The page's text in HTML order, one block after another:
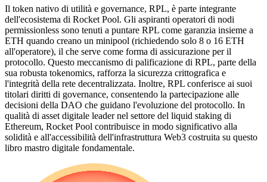
Il token nativo di utilità e governance, RPL, è parte integrante
dell'ecosistema di Rocket Pool. Gli aspiranti operatori di nodi
permissionless sono tenuti a puntare RPL come garanzia insieme a
ETH quando creano un minipool (richiedendo solo 8 o 16 ETH
all'operatore), il che serve come forma di assicurazione per il
protocollo. Questo meccanismo di palificazione di RPL, parte della
sua robusta tokenomics, rafforza la sicurezza crittografica e
l'integrità della rete decentralizzata. Inoltre, RPL conferisce ai suoi
titolari diritti di governance, consentendo la partecipazione alle
decisioni della DAO che guidano l'evoluzione del protocollo. In
qualità di asset digitale leader nel settore del liquid staking di
Ethereum, Rocket Pool contribuisce in modo significativo alla
solidità e all'accessibilità dell'infrastruttura Web3 costruita su questo
libro mastro digitale fondamentale.